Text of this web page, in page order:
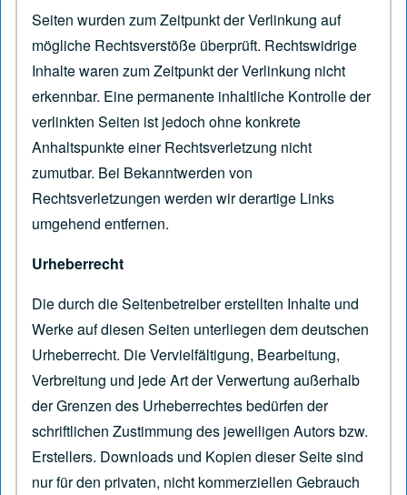
Seiten wurden zum Zeitpunkt der Verlinkung auf
mögliche Rechtsverstöße überprüft. Rechtswidrige
Inhalte waren zum Zeitpunkt der Verlinkung nicht
erkennbar. Eine permanente inhaltliche Kontrolle der
verlinkten Seiten ist jedoch ohne konkrete
Anhaltspunkte einer Rechtsverletzung nicht
zumutbar. Bei Bekanntwerden von
Rechtsverletzungen werden wir derartige Links
umgehend entfernen.
Urheberrecht
Die durch die Seitenbetreiber erstellten Inhalte und
Werke auf diesen Seiten unterliegen dem deutschen
Urheberrecht. Die Vervielfältigung, Bearbeitung,
Verbreitung und jede Art der Verwertung außerhalb
der Grenzen des Urheberrechtes bedürfen der
schriftlichen Zustimmung des jeweiligen Autors bzw.
Erstellers. Downloads und Kopien dieser Seite sind
nur für den privaten, nicht kommerziellen Gebrauch